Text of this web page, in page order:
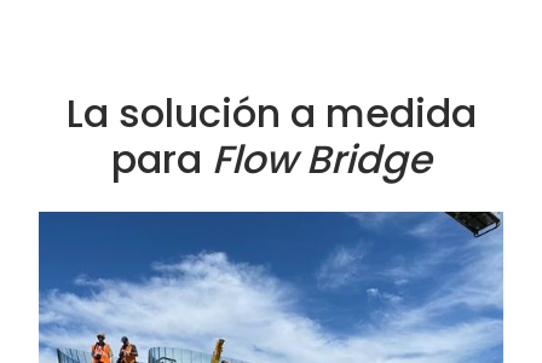
La solución a medida
para Flow Bridge